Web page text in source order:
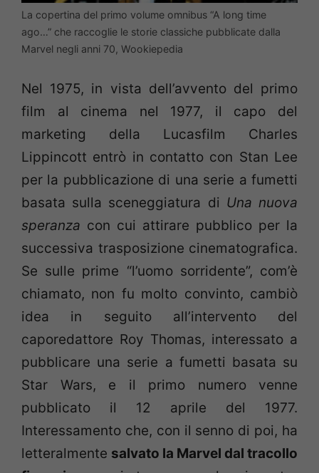
La copertina del primo volume omnibus “A long time
ago…” che raccoglie le storie classiche pubblicate dalla
Marvel negli anni 70, Wookiepedia
Nel 1975, in vista dell’avvento del primo
film al cinema nel 1977, il capo del
marketing della Lucasfilm Charles
Lippincott entrò in contatto con Stan Lee
per la pubblicazione di una serie a fumetti
basata sulla sceneggiatura di Una nuova
speranza con cui attirare pubblico per la
successiva trasposizione cinematografica.
Se sulle prime “l’uomo sorridente”, com’è
chiamato, non fu molto convinto, cambiò
idea in seguito all’intervento del
caporedattore Roy Thomas, interessato a
pubblicare una serie a fumetti basata su
Star Wars, e il primo numero venne
pubblicato il 12 aprile del 1977.
Interessamento che, con il senno di poi, ha
letteralmente salvato la Marvel dal tracollo